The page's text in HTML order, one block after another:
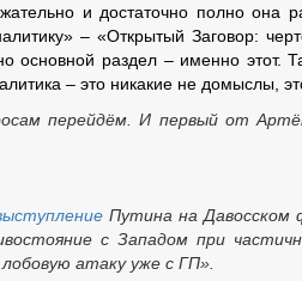
и достаточно полно она
– «Открытый Заговор:
основной раздел – именно этот.
– это никакие не домыслы,
перейдём. И первый от
Путина на Давосском
с Западом при
атаку уже с ГП».